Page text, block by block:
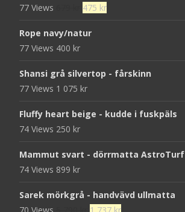
77 Views
Det
priset
475 krDet
475 kr.
Rope navy/natur
77 Views 400 kr
Shansi grå silvertop - fårskinn
77 Views 1 075 kr
Fluffy heart beige - kudde i fuskpäls
74 Views 250 kr
Mammut svart - dörrmatta AstroTurf
74 Views 899 kr
Sarek mörkgrå - handvävd ullmatta
70 Views
Det
1 737 krDet